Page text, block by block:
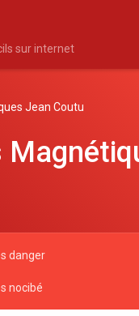
sur internet
Jean Coutu
danger
nocibé